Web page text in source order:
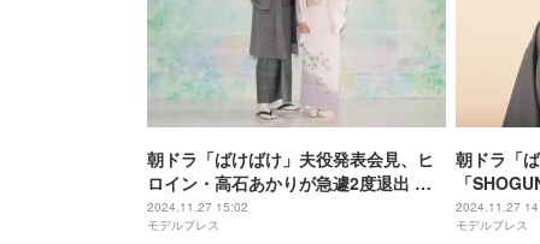
朝ドラ「ばけばけ」夫役発表会見、ヒ
ロイン・高石あかりが急遽2度退出 観
客からの気遣いに「助けられていま
す」
2024.11.27 15:02
モデルプレス
朝ドラ「
「
ンの話知
対知らな
2024.11.27
モデルプレス